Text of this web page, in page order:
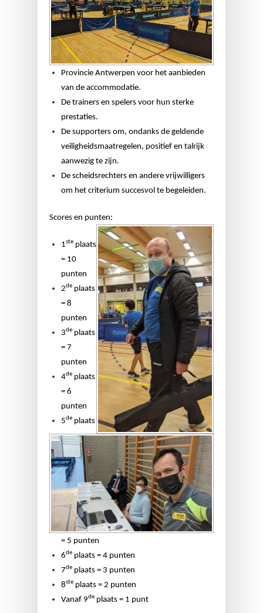
Provincie Antwerpen voor het aanbieden
van de accommodatie.
De trainers en spelers voor hun sterke
prestaties.
De supporters om, ondanks de geldende
veiligheidsmaatregelen, positief en talrijk
aanwezig te zijn.
De scheidsrechters en andere vrijwilligers
om het criterium succesvol te begeleiden.
Scores en punten:
1ste plaats
= 10
punten
2de plaats
= 8
punten
3de plaats
= 7
punten
4de plaats
= 6
punten
5de plaats
= 5 punten
6de plaats = 4 punten
7de plaats = 3 punten
8ste plaats = 2 punten
Vanaf 9de plaats = 1 punt